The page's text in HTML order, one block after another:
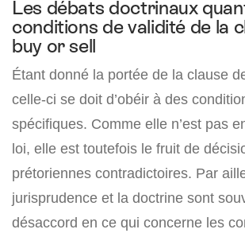
Les débats doctrinaux
conditions de validité de la
buy or sell
Étant donné la portée de la clause
celle-ci se doit d’obéir à des
spécifiques. Comme elle n’est pas
loi, elle est toutefois le fruit de
prétoriennes contradictoires. Par
jurisprudence et la doctrine sont
désaccord en ce qui concerne les